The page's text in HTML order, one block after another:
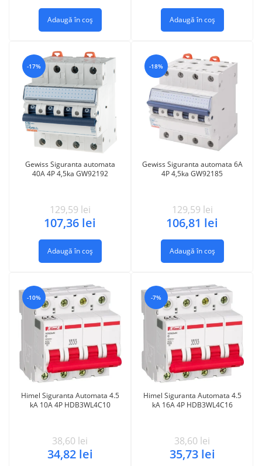
Adaugă în coș Adaugă în coș
-17%
Gewiss Siguranta automata
40A 4P 4,5ka GW92192
129,59 lei
107,36 lei
Adaugă în coș
-18%
Gewiss Siguranta automata 6A
4P 4,5ka GW92185
129,59 lei
106,81 lei
Adaugă în coș
-10%
Himel Siguranta Automata 4.5
kA 10A 4P HDB3WL4C10
38,60 lei
34,82 lei
-7%
Himel Siguranta Automata 4.5
kA 16A 4P HDB3WL4C16
38,60 lei
35,73 lei